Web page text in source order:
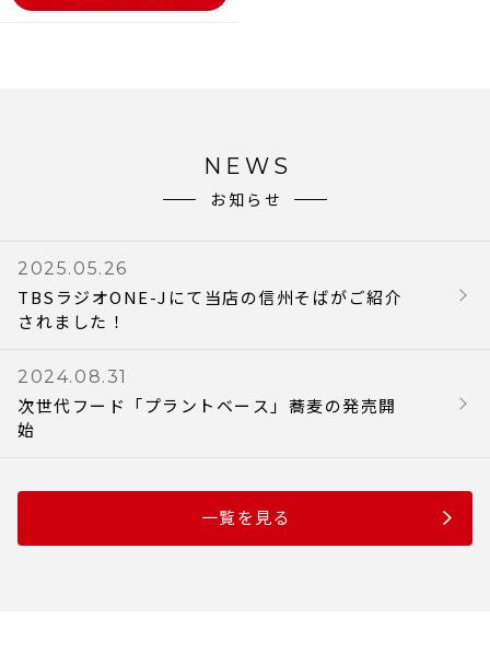
NEWS
お知らせ
2025.05.26
TBSラジオONE-Jにて当店の信州そばがご紹介
されました！
2024.08.31
次世代フード「プラントベース」蕎麦の発売開
始
一覧を見る